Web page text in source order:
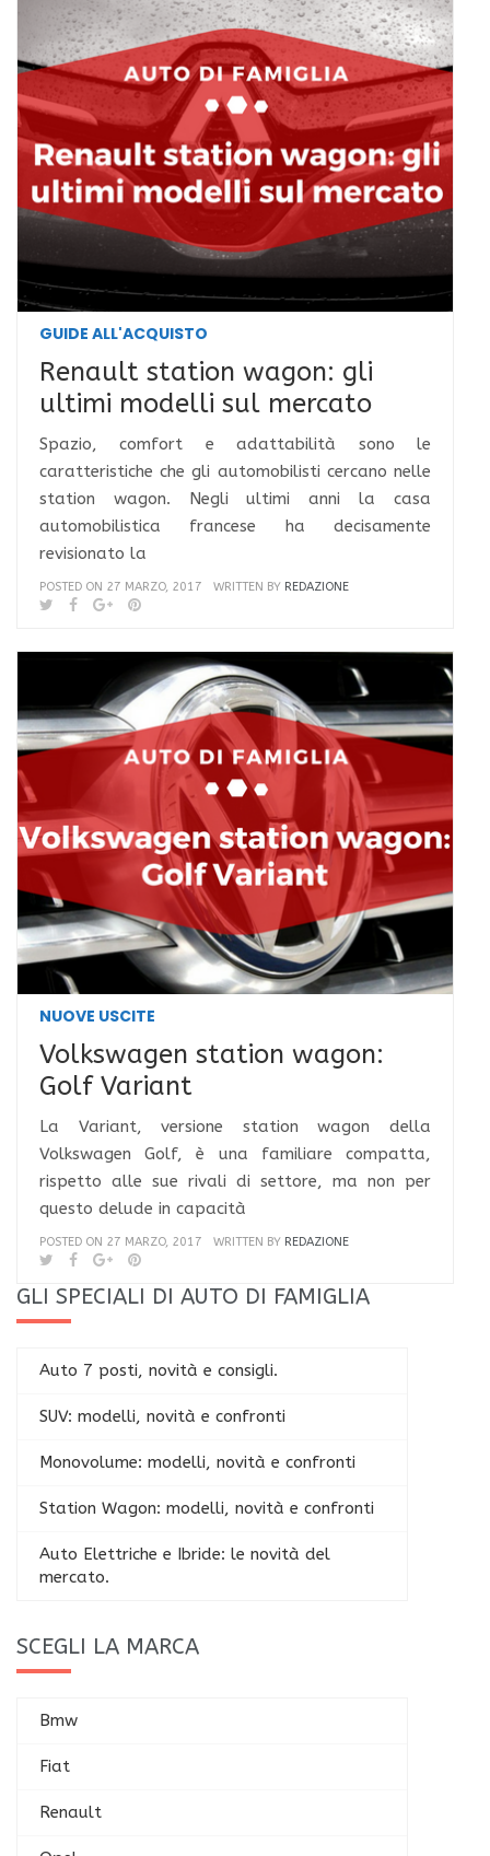
GUIDE ALL'ACQUISTO
Renault station wagon: gli
ultimi modelli sul mercato
Spazio, comfort e adattabilità sono le
caratteristiche che gli automobilisti cercano nelle
station wagon. Negli ultimi anni la casa
automobilistica francese ha decisamente
revisionato la
POSTED ON 27 MARZO, 2017 WRITTEN BY REDAZIONE
NUOVE USCITE
Volkswagen station wagon:
Golf Variant
La Variant, versione station wagon della
Volkswagen Golf, è una familiare compatta,
rispetto alle sue rivali di settore, ma non per
questo delude in capacità
POSTED ON 27 MARZO, 2017 WRITTEN BY REDAZIONE
GLI SPECIALI DI AUTO DI FAMIGLIA
Auto 7 posti, novità e consigli.
SUV: modelli, novità e confronti
Monovolume: modelli, novità e confronti
Station Wagon: modelli, novità e confronti
Auto Elettriche e Ibride: le novità del
mercato.
SCEGLI LA MARCA
Bmw
Fiat
Renault